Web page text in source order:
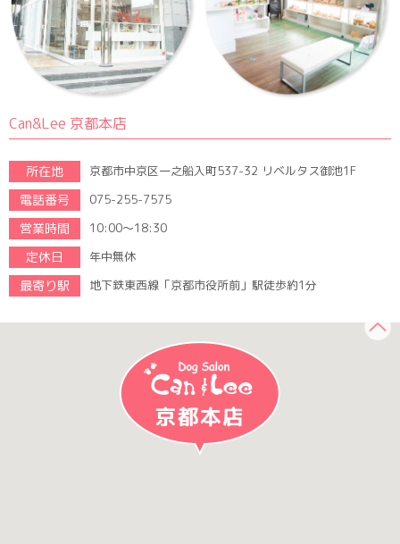
Can&Lee 京都本店
所在地 京都市中京区一之船入町537-32 リベルタス御池1F
電話番号 075-255-7575
営業時間 10:00～18:30
定休日 年中無休
最寄り駅 地下鉄東西線「京都市役所前」駅徒歩約1分